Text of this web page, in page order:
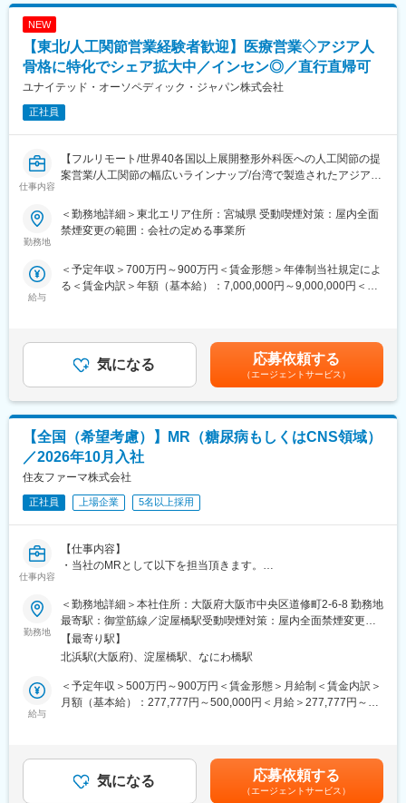
■働き方：
・基本残業なし、土日祝休（月8～9日休）、直行直帰可
・社員向け保育園の実質無料、子の看護休暇制度がございます
・訪問件数：3～4施設／日
■研修制度：
座学やOJT、ロープレ等を織り交ぜながら、一人前になっていた
だくまで手厚くフォローいたします。
■業務の魅力：
土日祝休みの完全週休二日制、かつ緊急対応や休日対応もほとん
どないため、ワークライフバランスを整えることが可能です。
患の治療に用いられることが多く、業界の中でも非常にやりがい
や貢献度を感じられます。
日々の営業活動で得たドクターからの意見やニーズをくみ取り、
開発部隊と連携をすることで、新製品の開発や既存製品の改良に
温かい社員が多く非常に風通しの良い社風です。また、少数組織
だからこそ、社歴や年齢関係なく意見交換ができる環境です。
＜国内でも支持される製品力＞
他の外資系メーカーと違い、日本のドクターの意見やニーズをも
とに製品の開発・改良を行っていることも多いため、国内の医療
現場から高く評価されております。実際に「この場面ではオーバ
スネイチの製品しかない！」とオーダーを頂く機会も多く、差別
化が難しいカテーテル領域においてもオンリーワンの製品にこだ
わり続けております。
あります。月給(月額)は固定手当を含めた表記です。
NEW
【東北/人工関節営業経験者歓迎】医療営業◇アジア人
骨格に特化でシェア拡大中／インセン◎／直行直帰可
ユナイテッド・オーソペディック・ジャパン株式会社
正社員
仕事内容
【フルリモート/世界40各国以上展開整形外科医への人工関節の提
案営業/人工関節の幅広いラインナップ/台湾で製造されたアジア人
■業務内容
人工関節領域（ヒップ・ニー領域）の医療機関向け営業をお任せ
をします。開拓できる確率は２０％ほどですが、一度使っていた
だけるとリピートしていただけるケースが多いです。実際に製品
午前：医療機器の販売代理店に赴き情報収集⇒1件病院訪問
午後：2件病院訪問⇒手術立ち合い
＜製品情報＞
・人工関節領域（ヒップ・ニー領域）
台湾で製造され、精密な製品力で高い評価を得ている製品です。
多くの製品が欧米人の体格に合わせて作成されているのに対し
て、同社製品は台湾で製造されているためアジア人の骨格にフィ
ットする点が医師、患者様に喜ばれています。また、非常に丁寧
に作られているため、その点も高い評価を受けています。
リーのMTG実施など、社員間でのコミュニケーションもしっかり
とれる環境です。
■働き方
・残業有無含めすべて裁量にお任せしております
■研修等について
ご入社後1週間程度まず製品について学んでいただきます。その後
は、ベテラン営業がOJTで指導いたします。
賞しました。共に「Implant and Tissue-Replacement Product」
部門でも優れた評価を獲得しています。世界各都市に支社を構
え、世界の整形外科医及び研究所と連携することで革新的な医療
勤務地
＜勤務地詳細＞東北エリア住所：宮城県 受動喫煙対策：屋内全面
禁煙変更の範囲：会社の定める事業所
給与
＜予定年収＞700万円～900万円＜賃金形態＞年俸制当社規定によ
る＜賃金内訳＞年額（基本給）：7,000,000円～9,000,000円＜月
であり、選考を通じて上下する可能性があります。月給(月額)は固
定手当を含めた表記です。
気になる 応募依頼する
（エージェントサービス）
【全国（希望考慮）】MR（糖尿病もしくはCNS領域）
／2026年10月入社
住友ファーマ株式会社
正社員 上場企業 5名以上採用
仕事内容
【仕事内容】
・当社のMRとして以下を担当頂きます。
＜具体的には＞
・医薬品情報を医師や薬剤師に正しく伝える専門職
・医療現場から医薬品の有効性・安全性・品質の情報を収集し適
切に報告を行う
・医療現場のニーズを把握し、適正使用を促進することで患者さ
んの治療に貢献
・高度な知識とコミュニケーション力を活かし、医師・薬剤師等
＜当社が取り組む領域＞
（1）CNS領域MR：統合失調症・双極性障害を中心とした患者さ
勤務地
＜勤務地詳細＞本社住所：大阪府大阪市中央区道修町2-6-8 勤務地
最寄駅：御堂筋線／淀屋橋駅受動喫煙対策：屋内全面禁煙変更の
範囲：会社の定める事業所（リモートワーク含む）
【最寄り駅】
北浜駅(大阪府)、淀屋橋駅、なにわ橋駅
給与
＜予定年収＞500万円～900万円＜賃金形態＞月給制＜賃金内訳＞
月額（基本給）：277,777円～500,000円＜月給＞277,777円～
金額であり、選考を通じて上下する可能性があります。月給(月額)
は固定手当を含めた表記です。
気になる 応募依頼する
（エージェントサービス）